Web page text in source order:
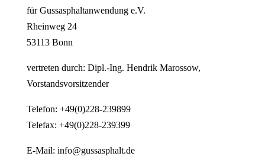
für Gussasphaltanwendung e.V.
Rheinweg 24
53113 Bonn
vertreten durch: Dipl.-Ing. Hendrik Marossow,
Vorstandsvorsitzender
Telefon: +49(0)228-239899
Telefax: +49(0)228-239399
E-Mail: info@gussasphalt.de